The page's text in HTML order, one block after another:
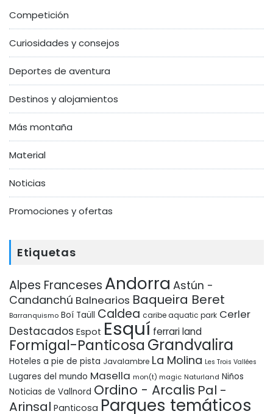
Competición
Curiosidades y consejos
Deportes de aventura
Destinos y alojamientos
Más montaña
Material
Noticias
Promociones y ofertas
Etiquetas
Alpes Franceses Andorra Astún -
Candanchú Balnearios Baqueira Beret
Barranquismo Boí Taüll Caldea caribe aquatic park Cerler
Destacados Espot Esquí ferrari land
Formigal-Panticosa Grandvalira
Hoteles a pie de pista Javalambre La Molina Les Trois Vallées
Lugares del mundo Masella mon(t) magic Naturland Niños
Noticias de Vallnord Ordino - Arcalis Pal -
Arinsal Panticosa Parques temáticos